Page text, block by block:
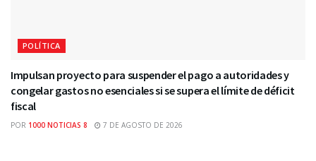
POLÍTICA
Impulsan proyecto para suspender el pago a autoridades y
congelar gastos no esenciales si se supera el límite de déficit
fiscal
POR 1000 NOTICIAS 8 7 DE AGOSTO DE 2026